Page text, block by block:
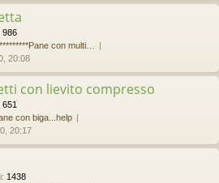
986
con multi…
20:08
con lievito compresso
651
con biga...help
20:17
: 1438